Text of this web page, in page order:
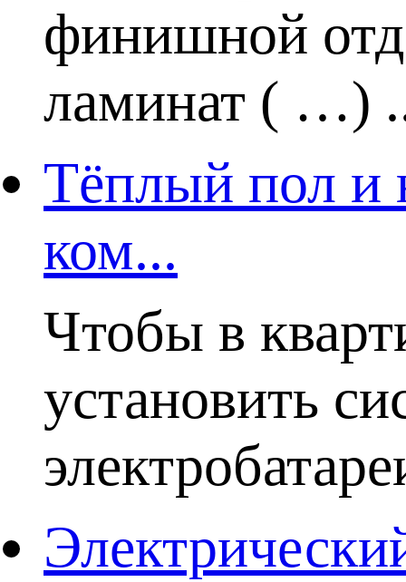
финишной
ламинат ( …)
Тёплый пол и
ком...
Чтобы в
установить